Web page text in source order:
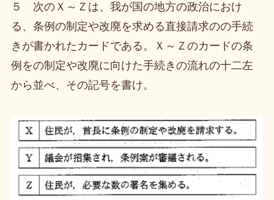
５ 次のＸ～Ｚは、我が国の地方の政治におけ
る、条例の制定や改廃を求める直接請求のの手続
きが書かれたカードである。Ｘ～Ｚのカードの条
例をの制定や改廃に向けた手続きの流れの十二左
から並べ、その記号を書け。